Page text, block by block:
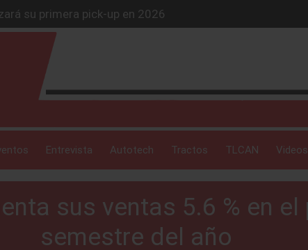
su primera pick-up en 2026
Final: un adiós exclusivo
la SUV que evoluciona
Project crece
año de evolución profunda: Peñafiel
Entrevista Autotech Tractos TLCAN Videos
sus ventas 5.6 % en el
semestre del año